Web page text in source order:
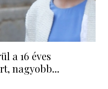
a 16 éves
nagyobb...